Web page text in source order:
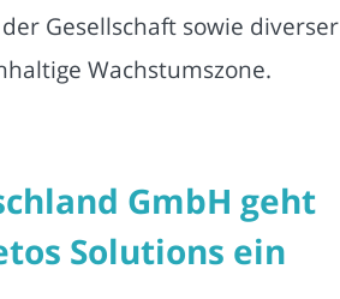
Gesellschaft sowie diverser
Wachstumszone.
GmbH geht
Solutions ein